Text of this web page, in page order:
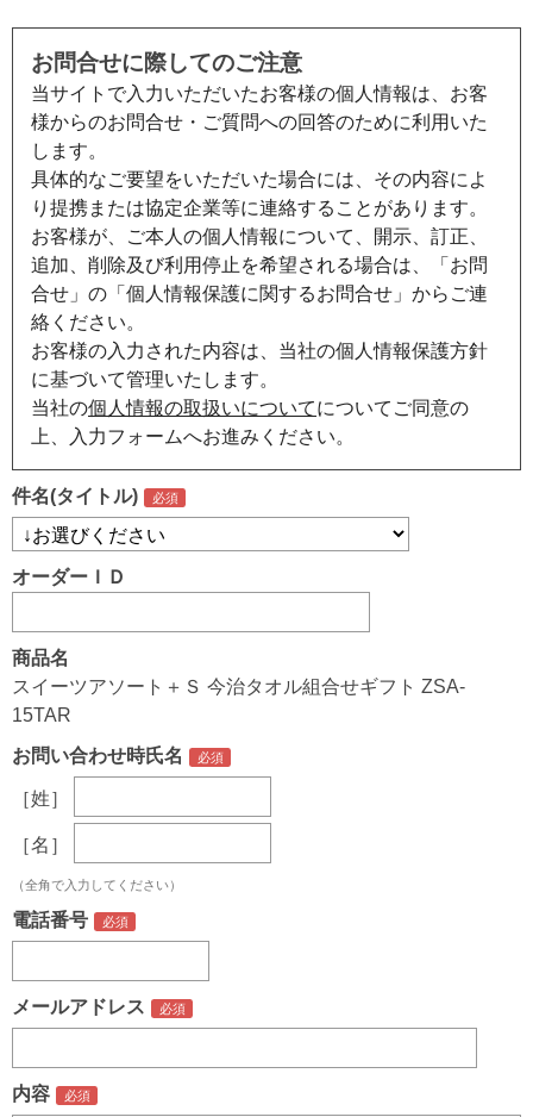
お問合せに際してのご注意
当サイトで入力いただいたお客様の個人情報は、お客
様からのお問合せ・ご質問への回答のために利用いた
します。
具体的なご要望をいただいた場合には、その内容によ
り提携または協定企業等に連絡することがあります。
お客様が、ご本人の個人情報について、開示、訂正、
追加、削除及び利用停止を希望される場合は、「お問
合せ」の「個人情報保護に関するお問合せ」からご連
絡ください。
お客様の入力された内容は、当社の個人情報保護方針
に基づいて管理いたします。
当社の個人情報の取扱いについてについてご同意の
上、入力フォームへお進みください。
件名(タイトル)
オーダーＩＤ
商品名
スイーツアソート＋Ｓ 今治タオル組合せギフト ZSA-
15TAR
お問い合わせ時氏名
［姓］
［名］
（全角で入力してください）
電話番号
メールアドレス
内容